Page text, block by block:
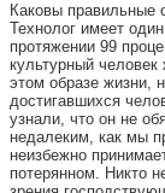
Каковы правильные
Технолог имеет
протяжении 99
культурный
этом образе жизни,
достигавшихся
узнали, что он не
недалеким, как мы
неизбежно
потерянном. Никто